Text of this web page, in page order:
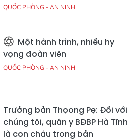
QUỐC PHÒNG - AN NINH
Một hành trình, nhiều hy
vọng đoàn viên
QUỐC PHÒNG - AN NINH
Trưởng bản Thọong Pẹ: Đối với
chúng tôi, quân y BĐBP Hà Tĩnh
là con cháu trong bản